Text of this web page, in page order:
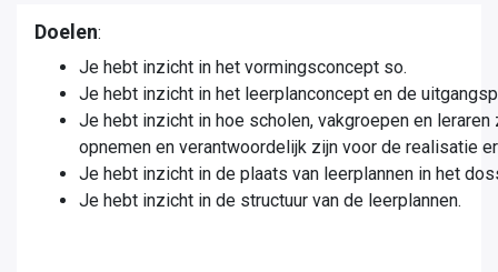
Doelen:
Je hebt inzicht in het vormingsconcept so.
Je hebt inzicht in het leerplanconcept en de
Je hebt inzicht in hoe scholen, vakgroepen en
opnemen en verantwoordelijk zijn voor de realisatie
Je hebt inzicht in de plaats van leerplannen in het
Je hebt inzicht in de structuur van de leerplannen.